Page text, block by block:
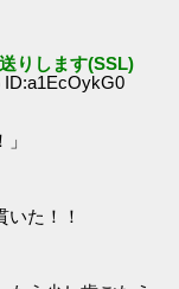
りします(SSL)
ID:a1EcOykG0
た！！